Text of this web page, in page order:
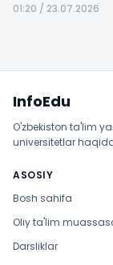
01:20 / 23.07.2026
InfoEdu
O'zbekiston ta'lim
universitetlar
ASOSIY
Bosh sahifa
Oliy ta'lim
Darsliklar